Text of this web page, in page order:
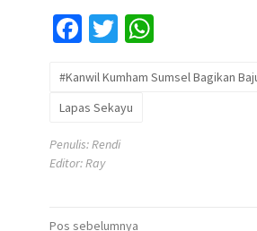
Facebook
Twitter
#Kanwil Kumham Sumsel Bagikan
Lapas Sekayu
Penulis: Rendi
Editor: Ray
Pos sebelumnya